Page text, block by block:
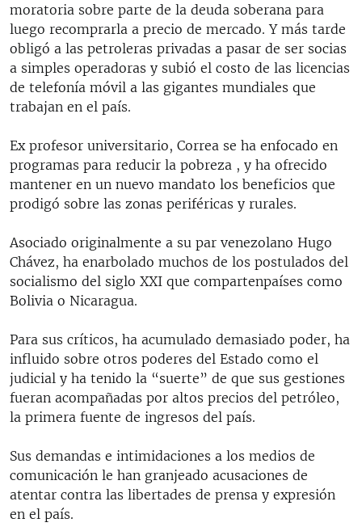
moratoria sobre parte de la deuda soberana para
luego recomprarla a precio de mercado. Y más tarde
obligó a las petroleras privadas a pasar de ser socias
a simples operadoras y subió el costo de las licencias
de telefonía móvil a las gigantes mundiales que
trabajan en el país.
Ex profesor universitario, Correa se ha enfocado en
programas para reducir la pobreza , y ha ofrecido
mantener en un nuevo mandato los beneficios que
prodigó sobre las zonas periféricas y rurales.
Asociado originalmente a su par venezolano Hugo
Chávez, ha enarbolado muchos de los postulados del
socialismo del siglo XXI que compartenpaíses como
Bolivia o Nicaragua.
Para sus críticos, ha acumulado demasiado poder, ha
influido sobre otros poderes del Estado como el
judicial y ha tenido la “suerte” de que sus gestiones
fueran acompañadas por altos precios del petróleo,
la primera fuente de ingresos del país.
Sus demandas e intimidaciones a los medios de
comunicación le han granjeado acusaciones de
atentar contra las libertades de prensa y expresión
en el país.